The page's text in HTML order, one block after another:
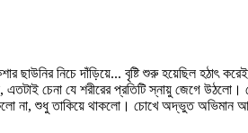
নিচে দাঁড়িয়ে... বৃষ্টি শুরু হয়েছিল হঠাৎ
চেনা যে শরীরের প্রতিটি স্নায়ু জেগে
না, শুধু তাকিয়ে থাকলো। চোখে অদ্ভুত